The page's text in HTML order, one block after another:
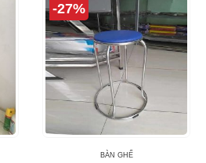
-27%
BÀN GHẾ